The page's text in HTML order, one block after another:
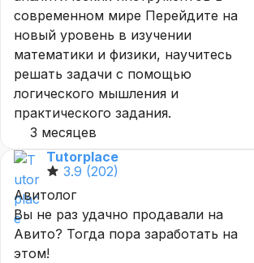
современном мире Перейдите на
новый уровень в изучении
математики и физики, научитесь
решать задачи с помощью
логического мышления и
практического задания.
3 месяцев
Tutorplace
3.9 (202)
Авитолог
Вы не раз удачно продавали на
Авито? Тогда пора заработать на
этом!